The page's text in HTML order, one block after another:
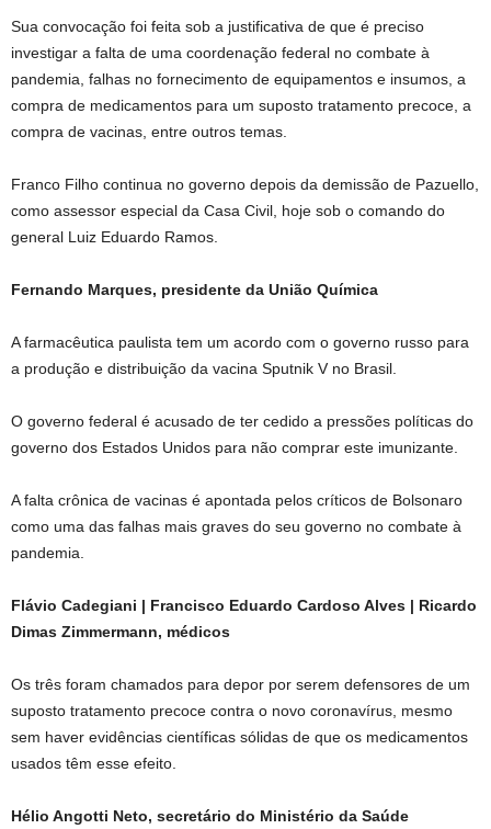
Sua convocação foi feita sob a justificativa de que é preciso
investigar a falta de uma coordenação federal no combate à
pandemia, falhas no fornecimento de equipamentos e insumos, a
compra de medicamentos para um suposto tratamento precoce, a
compra de vacinas, entre outros temas.
Franco Filho continua no governo depois da demissão de Pazuello,
como assessor especial da Casa Civil, hoje sob o comando do
general Luiz Eduardo Ramos.
Fernando Marques, presidente da União Química
A farmacêutica paulista tem um acordo com o governo russo para
a produção e distribuição da vacina Sputnik V no Brasil.
O governo federal é acusado de ter cedido a pressões políticas do
governo dos Estados Unidos para não comprar este imunizante.
A falta crônica de vacinas é apontada pelos críticos de Bolsonaro
como uma das falhas mais graves do seu governo no combate à
pandemia.
Flávio Cadegiani | Francisco Eduardo Cardoso Alves | Ricardo
Dimas Zimmermann, médicos
Os três foram chamados para depor por serem defensores de um
suposto tratamento precoce contra o novo coronavírus, mesmo
sem haver evidências científicas sólidas de que os medicamentos
usados têm esse efeito.
Hélio Angotti Neto, secretário do Ministério da Saúde